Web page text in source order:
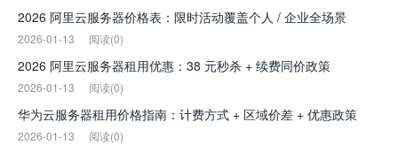
2026 阿里云服务器价格表：限时活动覆盖个人 / 企业全场景
2026-01-13 阅读(0)
2026 阿里云服务器租用优惠：38 元秒杀 + 续费同价政策
2026-01-13 阅读(0)
华为云服务器租用价格指南：计费方式 + 区域价差 + 优惠政策
2026-01-13 阅读(0)